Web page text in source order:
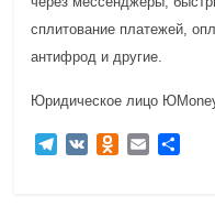
сплитование платежей,
антифрод и другие.
Юридическое лицо
T
V
O
E